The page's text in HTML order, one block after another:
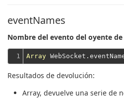
eventNames
Nombre del evento del oyente
1 Array
Resultados de devolución:
Array, devuelve una serie de